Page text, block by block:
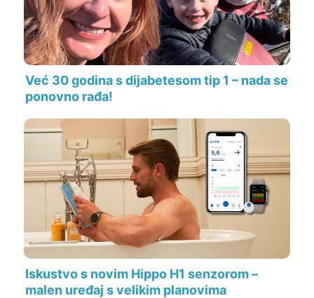
Već 30 godina s dijabetesom tip 1 – nada se
ponovno rađa!
Iskustvo s novim Hippo H1 senzorom –
malen uređaj s velikim planovima